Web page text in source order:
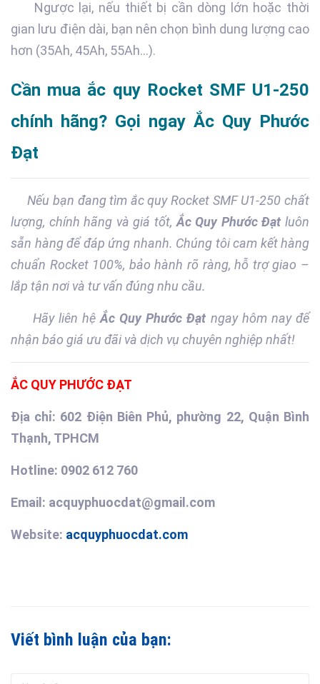
Ngược lại, nếu thiết bị cần dòng lớn hoặc thời
gian lưu điện dài, bạn nên chọn bình dung lượng cao
hơn (35Ah, 45Ah, 55Ah…).
Cần mua ắc quy Rocket SMF U1-250
chính hãng? Gọi ngay Ắc Quy Phước
Đạt
Nếu bạn đang tìm ắc quy Rocket SMF U1-250 chất
lượng, chính hãng và giá tốt, Ắc Quy Phước Đạt luôn
sẵn hàng để đáp ứng nhanh. Chúng tôi cam kết hàng
chuẩn Rocket 100%, bảo hành rõ ràng, hỗ trợ giao –
lắp tận nơi và tư vấn đúng nhu cầu.
Hãy liên hệẮc Quy Phước Đạt ngay hôm nay để
nhận báo giá ưu đãi và dịch vụ chuyên nghiệp nhất!
ẮC QUY PHƯỚC ĐẠT
Địa chỉ: 602 Điện Biên Phủ, phường 22, Quận Bình
Thạnh, TPHCM
Hotline: 0902 612 760
Email: acquyphuocdat@gmail.com
Website: acquyphuocdat.com
Viết bình luận của bạn: